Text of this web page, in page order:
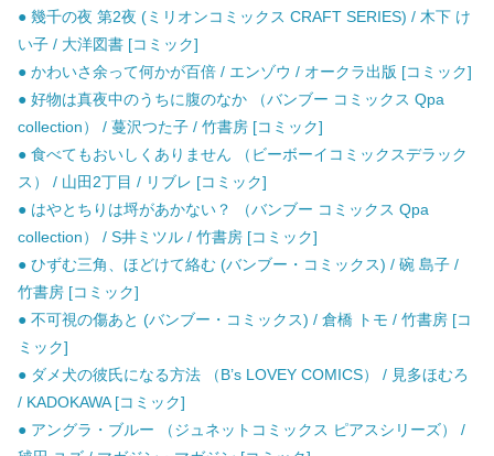
● 幾千の夜 第2夜 (ミリオンコミックス CRAFT SERIES) / 木下 け
い子 / 大洋図書 [コミック]
● かわいさ余って何かが百倍 / エンゾウ / オークラ出版 [コミック]
● 好物は真夜中のうちに腹のなか （バンブー コミックス Qpa
collection） / 蔓沢つた子 / 竹書房 [コミック]
● 食べてもおいしくありません （ビーボーイコミックスデラック
ス） / 山田2丁目 / リブレ [コミック]
● はやとちりは埒があかない？ （バンブー コミックス Qpa
collection） / S井ミツル / 竹書房 [コミック]
● ひずむ三角、ほどけて絡む (バンブー・コミックス) / 碗 島子 /
竹書房 [コミック]
● 不可視の傷あと (バンブー・コミックス) / 倉橋 トモ / 竹書房 [コ
ミック]
● ダメ犬の彼氏になる方法 （B’s LOVEY COMICS） / 見多ほむろ
/ KADOKAWA [コミック]
● アングラ・ブルー （ジュネットコミックス ピアスシリーズ） /